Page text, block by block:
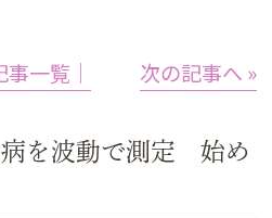
事一覧│ 次の記事へ »
を波動で測定 始め